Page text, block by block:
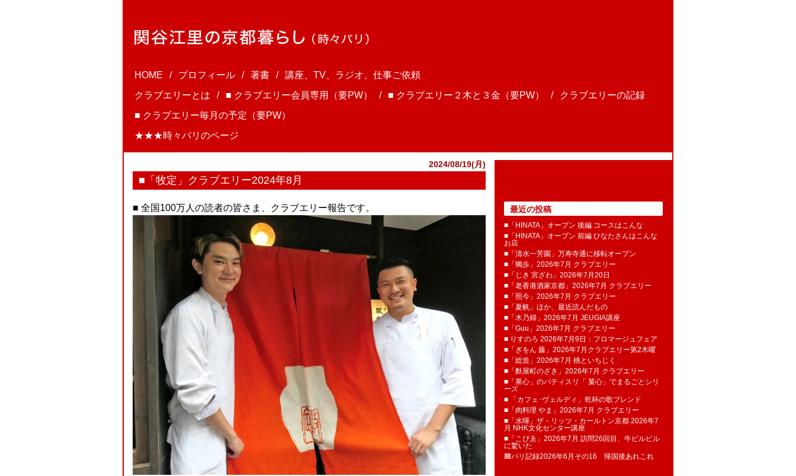
HOME プロフィール 著書
講座、TV、ラジオ、仕事ご依頼
クラブエリーとは
■ クラブエリー会員専用（要PW） ■ クラブエリー２木と３金（要PW）
クラブエリーの記録
■ クラブエリー毎月の予定（要PW）
★★★時々パリのページ
2024/08/19(月)
■「牧定」クラブエリー2024年8月
■ 全国100万人の読者の皆さま、クラブエリー報告です。 最近の投稿
■「HINATA」オープン 後編 コースはこんな
■「HINATA」オープン 前編 ひなたさんはこんな
お店
■「清水一芳園」万寿寺通に移転オープン
■「獨歩」2026年7月 クラブエリー
■「じき 宮ざわ」2026年7月20日
■「老香港酒家京都」2026年7月 クラブエリー
■「照今」2026年7月 クラブエリー
■「夏帆」ほか、最近読んだもの
■「木乃婦」2026年7月 JEUGIA講座
■「Guu」2026年7月 クラブエリー
■ りすのろ 2026年7月9日：フロマージュフェア
■「ぎをん 藤」2026年7月クラブエリー第2木曜
■「総造」2026年7月 桃といちじく
■「麩屋町のざき」2026年7月 クラブエリー
■「果心」のパティスリ「 菓​心」でまるごとシリ
ーズ
■ 「カフェ･ヴェルディ」乾杯の歌ブレンド
■「肉料理 やま」2026年7月 クラブエリー
■「水暉」ザ・リッツ・カールトン京都 2026年7
月 NHK文化センター講座
■「こぴゑ」2026年7月 訪問26回目、牛ピルピル
に驚いた
🟦パリ記録2026年6月その16 帰国後あれこれ